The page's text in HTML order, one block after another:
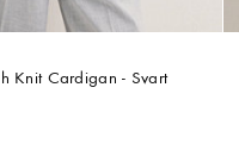
Knit Cardigan - Svart